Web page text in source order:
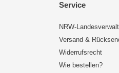
Service
NRW-
Versand &
Widerrufsrecht
Wie bestellen?